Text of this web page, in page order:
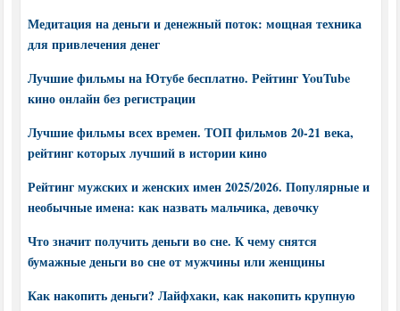
Медитация на деньги и денежный поток: мощная техника
для привлечения денег
Лучшие фильмы на Ютубе бесплатно. Рейтинг YouTube
кино онлайн без регистрации
Лучшие фильмы всех времен. ТОП фильмов 20-21 века,
рейтинг которых лучший в истории кино
Рейтинг мужских и женских имен 2025/2026. Популярные и
необычные имена: как назвать мальчика, девочку
Что значит получить деньги во сне. К чему снятся
бумажные деньги во сне от мужчины или женщины
Как накопить деньги? Лайфхаки, как накопить крупную